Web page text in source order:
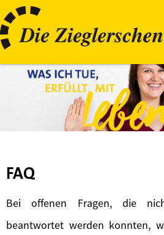
FAQ
Bei offenen Fragen, die
beantwortet werden konnten,